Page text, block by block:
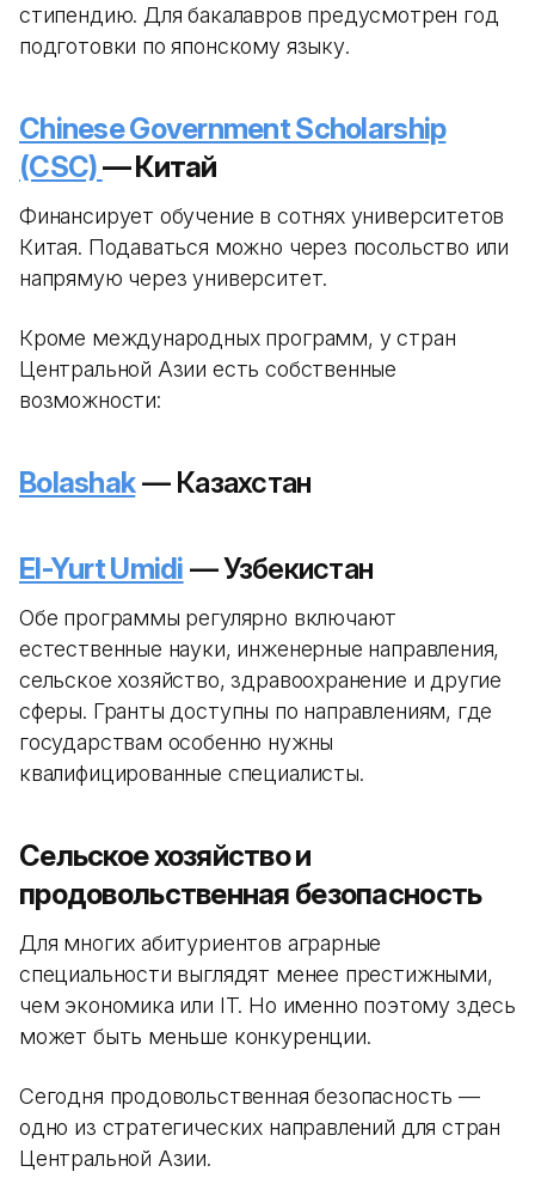
стипендию. Для бакалавров предусмотрен год
подготовки по японскому языку.
Chinese Government Scholarship
(CSC)— Китай
Финансирует обучение в сотнях университетов
Китая. Подаваться можно через посольство или
напрямую через университет.
Кроме международных программ, у стран
Центральной Азии есть собственные
возможности:
Bolashak— Казахстан
El-Yurt Umidi — Узбекистан
Обе программы регулярно включают
естественные науки, инженерные направления,
сельское хозяйство, здравоохранение и другие
сферы. Гранты доступны по направлениям, где
государствам особенно нужны
квалифицированные специалисты.
Сельское хозяйство и
продовольственная безопасность
Для многих абитуриентов аграрные
специальности выглядят менее престижными,
чем экономика или IT. Но именно поэтому здесь
может быть меньше конкуренции.
Сегодня продовольственная безопасность —
одно из стратегических направлений для стран
Центральной Азии.